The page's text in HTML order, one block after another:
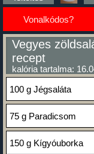
Vonalkódos?
Vegyes
recept
kalória tartalma:
100 g Jégsaláta
75 g Paradicsom
150 g Kígyóuborka